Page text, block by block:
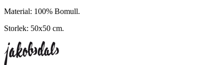
Material: 100% Bomull.
Storlek: 50x50 cm.